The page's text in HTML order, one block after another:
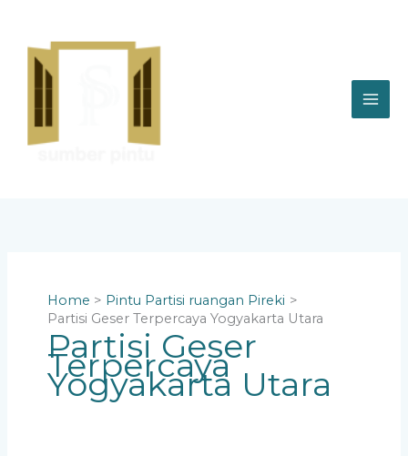
content
Home
Pintu Partisi ruangan Pireki
Partisi Geser Terpercaya Yogyakarta Utara
Partisi Geser
Terpercaya
Yogyakarta Utara